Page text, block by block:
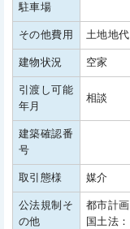
駐車場
その他費用 土地地
建物状況 空家
引渡し可能
年月
相談
建築確認番
号
取引態様 媒介
公法規制そ
の他
都市計
国土法